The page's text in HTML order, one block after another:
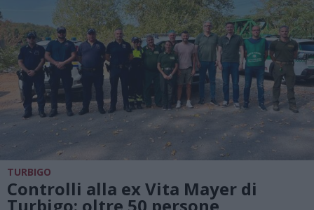
TURBIGO
Controlli alla ex Vita Mayer di
Turbigo: oltre 50 persone